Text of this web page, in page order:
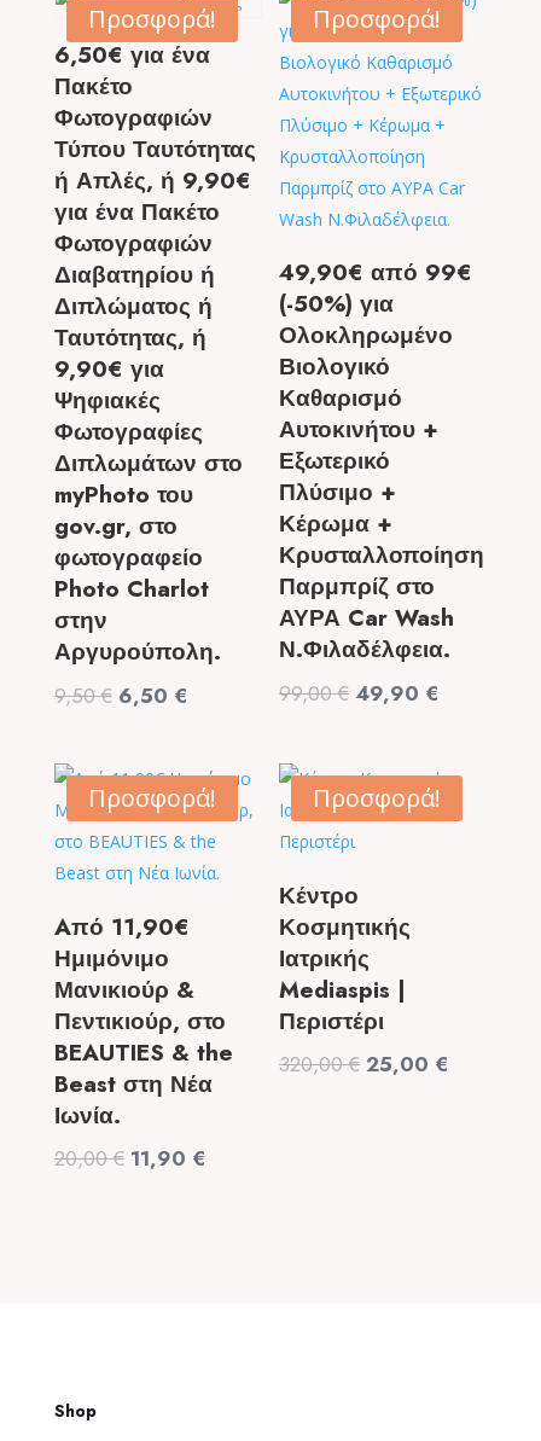
Προσφορά!
6,50€ για ένα
Πακέτο
Φωτογραφιών
Τύπου Ταυτότητας
ή Απλές, ή 9,90€
για ένα Πακέτο
Φωτογραφιών
Διαβατηρίου ή
Διπλώματος ή
Ταυτότητας, ή
9,90€ για
Ψηφιακές
Φωτογραφίες
Διπλωμάτων στο
myPhoto του
gov.gr, στο
φωτογραφείο
Photo Charlot
στην
Αργυρούπολη.
9,50€ Original
9,50 €.
6,50 €
είναι:
6,50 €.
Προσφορά!
49,90€ από 99€
(-50%) για
Ολοκληρωμένο
Βιολογικό
Καθαρισμό
Αυτοκινήτου +
Εξωτερικό
Πλύσιμο +
Κέρωμα +
Κρυσταλλοποίηση
Παρμπρίζ στο
ΑΥΡΑ Car Wash
Ν.Φιλαδέλφεια.
99,00€ Original
99,00 €.
49,90 €
49,90 €.
Προσφορά!
Aπό 11,90€
Ημιμόνιμο
Μανικιούρ &
Πεντικιούρ, στο
BEAUTIES & the
Beast στη Νέα
Ιωνία.
20,00€ Original
11,90 €
Προσφορά!
Κέντρο
Κοσμητικής
Ιατρικής
Mediaspis |
Περιστέρι
320,00€ Original
25,00 €
Shop